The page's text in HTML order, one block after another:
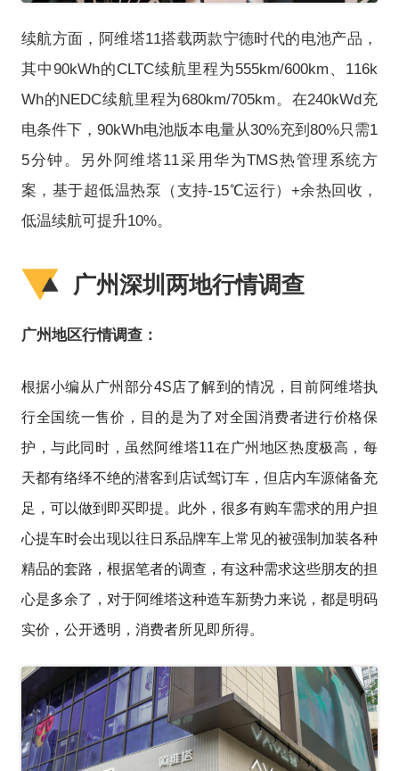
续航方面，阿维塔11搭载两款宁德时代的电池产品，
其中90kWh的CLTC续航里程为555km/600km、116k
Wh的NEDC续航里程为680km/705km。在240kWd充
电条件下，90kWh电池版本电量从30%充到80%只需1
5分钟。另外阿维塔11采用华为TMS热管理系统方
案，基于超低温热泵（支持-15℃运行）+余热回收，
低温续航可提升10%。
广州深圳两地行情调查
广州地区行情调查：
根据小编从广州部分4S店了解到的情况，目前阿维塔执
行全国统一售价，目的是为了对全国消费者进行价格保
护，与此同时，虽然阿维塔11在广州地区热度极高，每
天都有络绎不绝的潜客到店试驾订车，但店内车源储备充
足，可以做到即买即提。此外，很多有购车需求的用户担
心提车时会出现以往日系品牌车上常见的被强制加装各种
精品的套路，根据笔者的调查，有这种需求这些朋友的担
心是多余了，对于阿维塔这种造车新势力来说，都是明码
实价，公开透明，消费者所见即所得。